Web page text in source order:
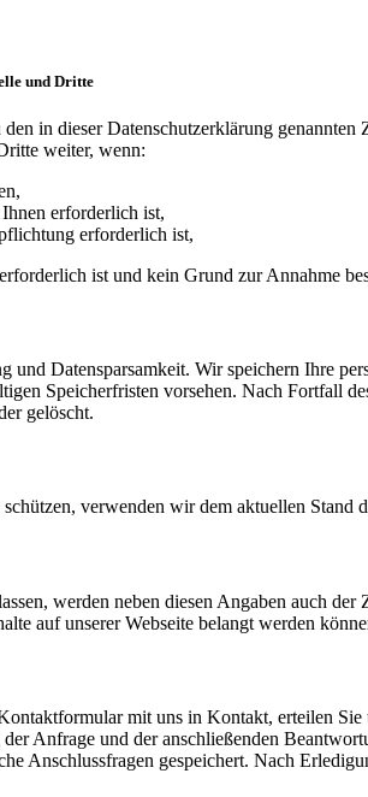
und Dritte
in dieser Datenschutzerklärung
weiter, wenn:
erforderlich ist,
erforderlich ist,
ist und kein Grund zur Annahme
und Datensparsamkeit. Wir speichern Ihre
Speicherfristen vorsehen. Nach Fortfall
gelöscht.
verwenden wir dem aktuellen
werden neben diesen Angaben auch
auf unserer Webseite belangt werden
mit uns in Kontakt, erteilen
Anfrage und der anschließenden
Anschlussfragen gespeichert. Nach